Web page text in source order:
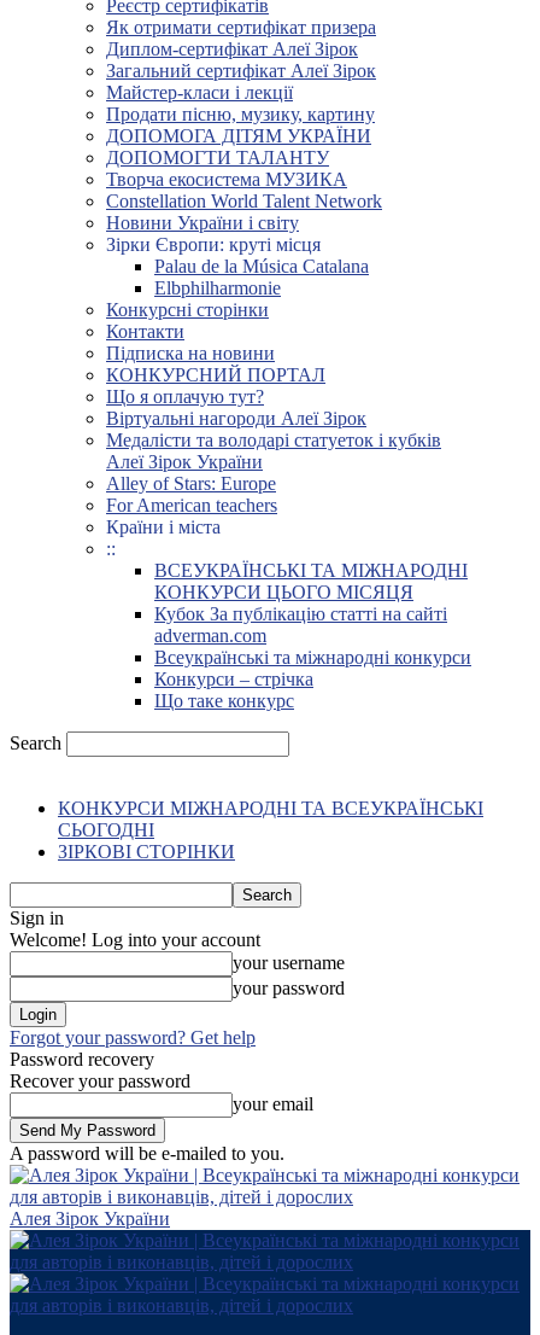
Реєстр сертифікатів
Як отримати сертифікат призера
Диплом-сертифікат Алеї Зірок
Загальний сертифікат Алеї Зірок
Майстер-класи і лекції
Продати пісню, музику, картину
ДОПОМОГА ДІТЯМ УКРАЇНИ
ДОПОМОГТИ ТАЛАНТУ
Творча екосистема МУЗИКА
Constellation World Talent Network
Новини України і світу
Зірки Європи: круті місця
Palau de la Música Catalana
Elbphilharmonie
Конкурсні сторінки
Контакти
Підписка на новини
КОНКУРСНИЙ ПОРТАЛ
Що я оплачую тут?
Віртуальні нагороди Алеї Зірок
Медалісти та володарі статуеток і кубків
Алеї Зірок України
Alley of Stars: Europe
For American teachers
Країни і міста
::
ВСЕУКРАЇНСЬКІ ТА МІЖНАРОДНІ
КОНКУРСИ ЦЬОГО МІСЯЦЯ
Кубок За публікацію статті на сайті
adverman.com
Всеукраїнські та міжнародні конкурси
Конкурси – стрічка
Що таке конкурс
Search
КОНКУРСИ МІЖНАРОДНІ ТА ВСЕУКРАЇНСЬКІ
СЬОГОДНІ
ЗІРКОВІ СТОРІНКИ
Sign in
Welcome! Log into your account
your username
your password
Forgot your password? Get help
Password recovery
Recover your password
your email
A password will be e-mailed to you.
Алея Зірок України